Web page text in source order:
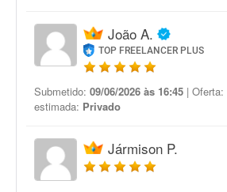
João A.
TOP FREELANCER PLUS
Submetido: 09/06/2026 às 16:45 | Oferta:
estimada: Privado
Jármison P.